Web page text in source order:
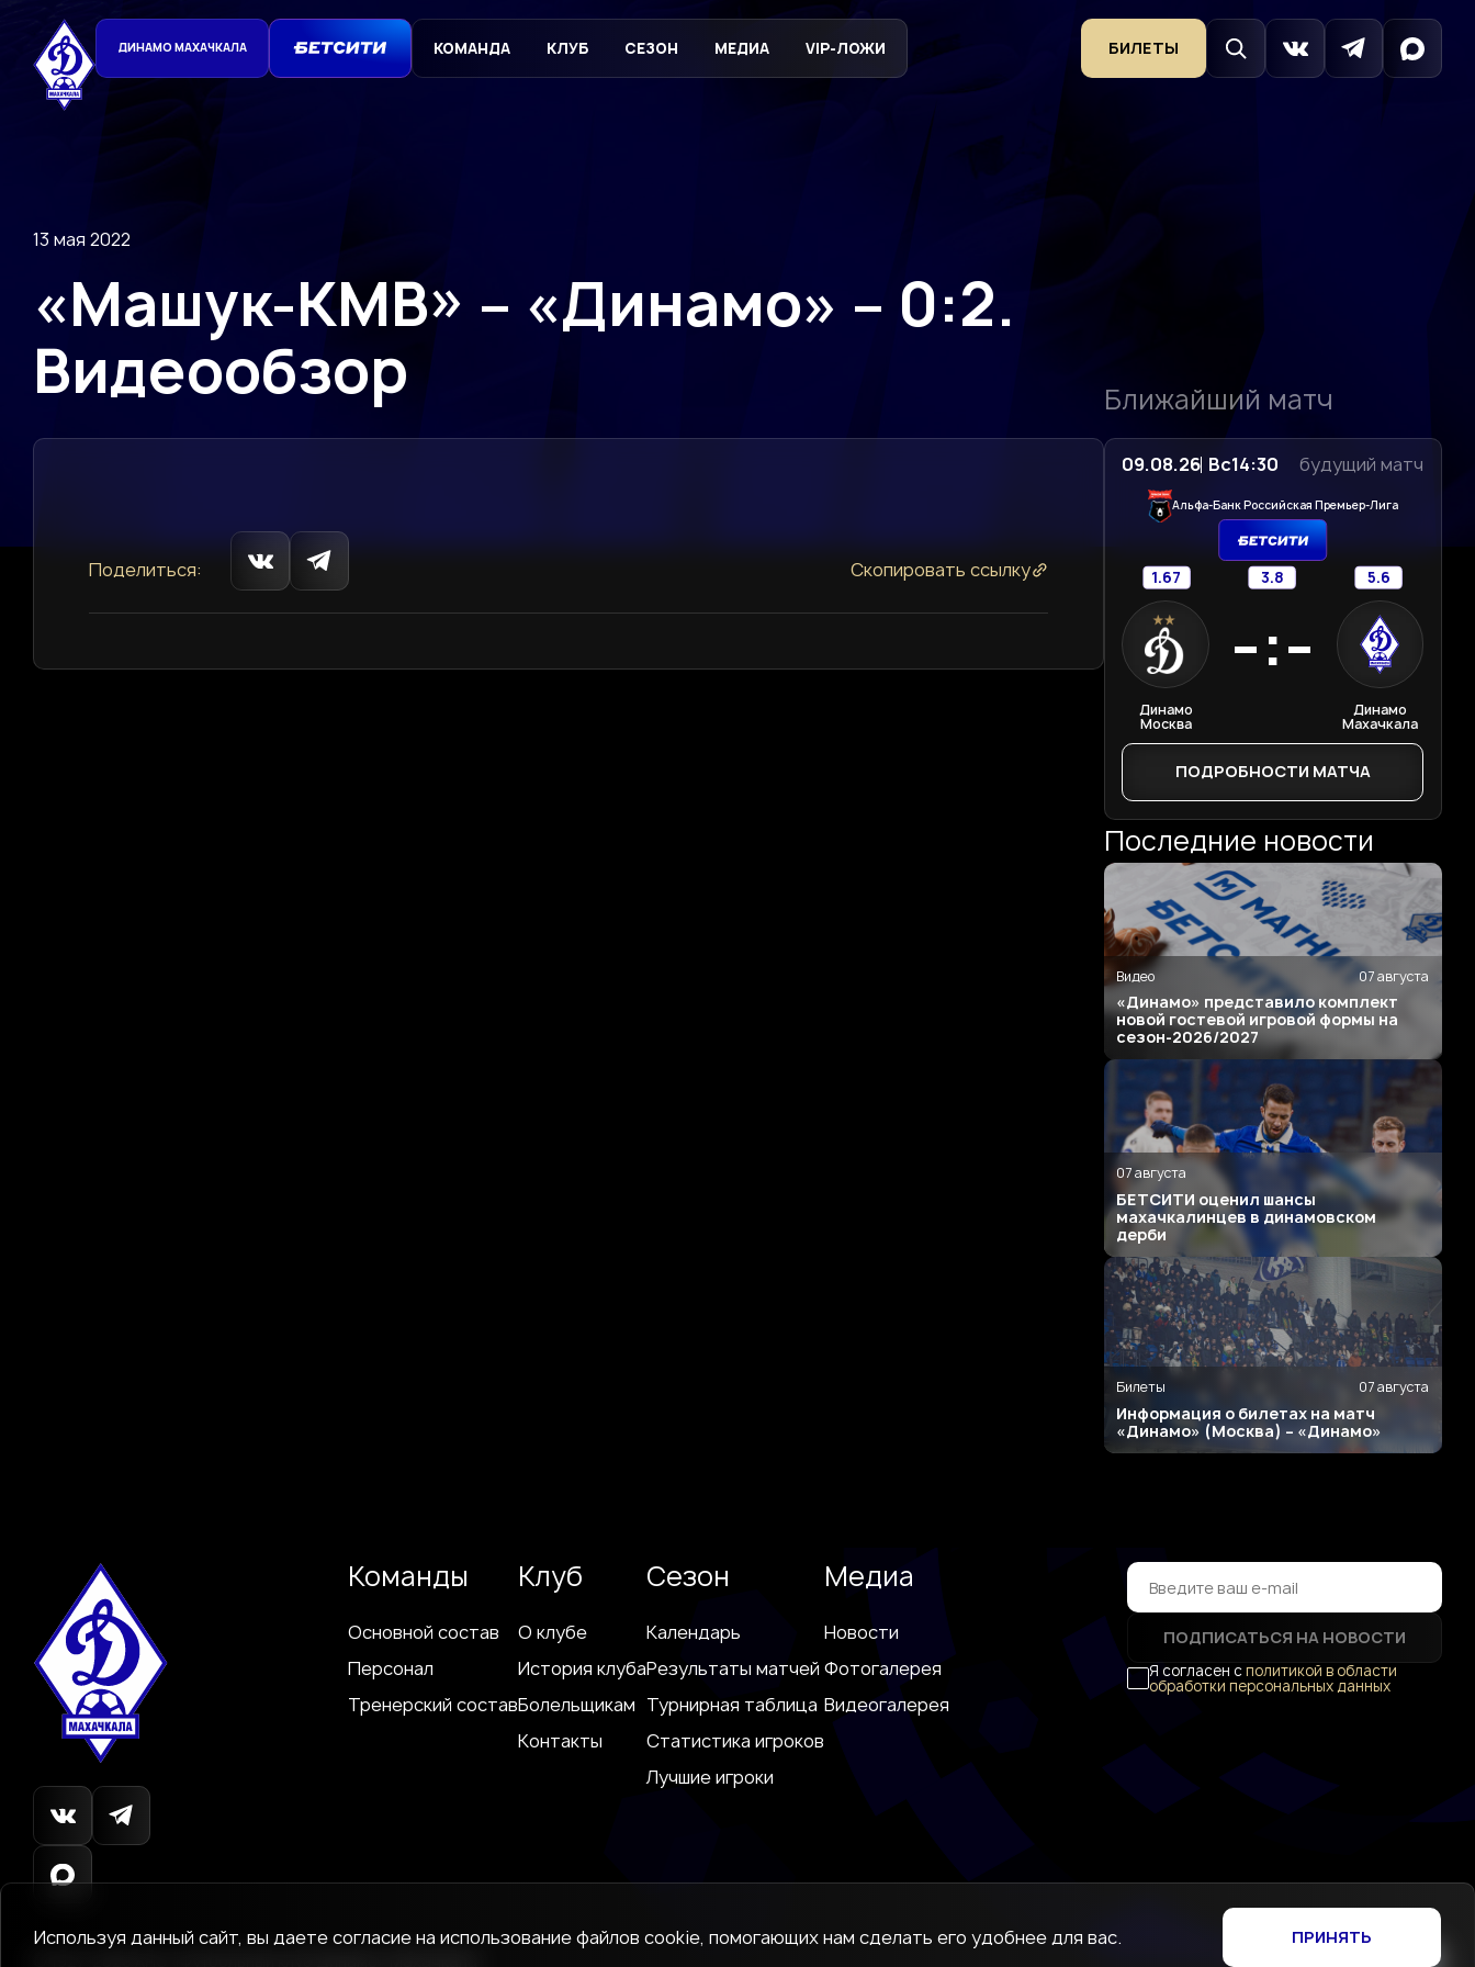
ДИНАМО МАХАЧКАЛА КОМАНДА КЛУБ СЕЗОН МЕДИА VIP-ЛОЖИ БИЛЕТЫ
13 мая 2022
«Машук-КМВ» – «Динамо» – 0:2.
Видеообзор
Поделиться: Скопировать ссылку
Ближайший матч
09.08.26 Вс14:30 будущий матч
Альфа-Банк Российская Премьер-Лига
1.67 3.8 5.6
Динамо
Москва
-:-
Динамо
Махачкала
ПОДРОБНОСТИ МАТЧА
Последние новости
Видео 07 августа
«Динамо» представило комплект
новой гостевой игровой формы на
сезон-2026/2027
07 августа
БЕТСИТИ оценил шансы
махачкалинцев в динамовском
дерби
Билеты 07 августа
Информация о билетах на матч
«Динамо» (Москва) – «Динамо»
Команды
Основной состав
Персонал
Тренерский состав
Клуб
О клубе
История клуба
Болельщикам
Контакты
Сезон
Календарь
Результаты матчей
Турнирная таблица
Статистика игроков
Лучшие игроки
Медиа
Новости
Фотогалерея
Видеогалерея
ПОДПИСАТЬСЯ НА НОВОСТИ
Я согласен сполитикой в области
обработки персональных данных
Используя данный сайт, вы даете согласие на использование файлов cookie, помогающих нам сделать его удобнее для вас. ПРИНЯТЬ